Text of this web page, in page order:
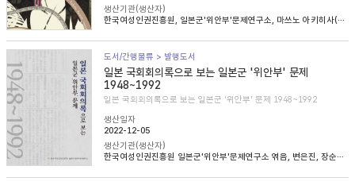
생산기관(생산자)
한국여성인권진흥원, 일본군'위안부'문제연구소, 마쓰노 아키히사(松野明久), 이승희
도서/간행물류 > 발행도서
일본 국회회의록으로 보는 일본군 '위안부' 문제
1948~1992
일본 국회회의록으로 보는 일본군 '위안부' 문제 1948~1992
생산일자
2022-12-05
생산기관(생산자)
한국여성인권진흥원 일본군'위안부'문제연구소 엮음, 변은진, 장순순, 이태규 옮김